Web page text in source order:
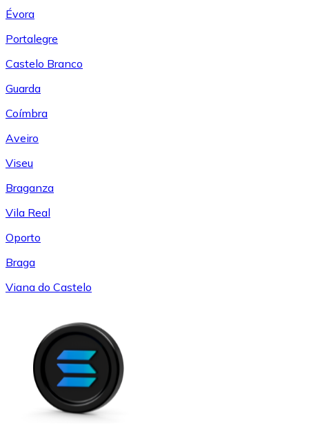
Évora
Portalegre
Castelo Branco
Guarda
Coímbra
Aveiro
Viseu
Braganza
Vila Real
Oporto
Braga
Viana do Castelo